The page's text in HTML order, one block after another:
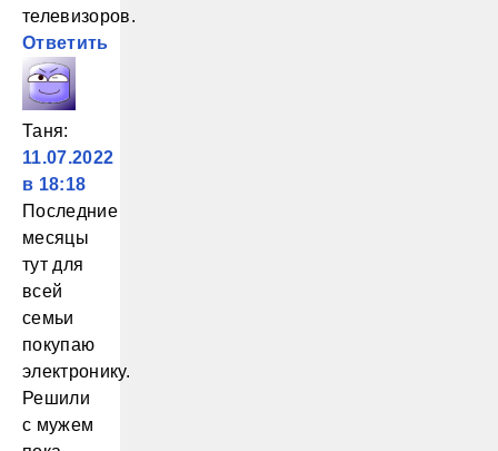
телевизоров.
Ответить
Таня:
11.07.2022
в 18:18
Последние
месяцы
тут для
всей
семьи
покупаю
электронику.
Решили
с мужем